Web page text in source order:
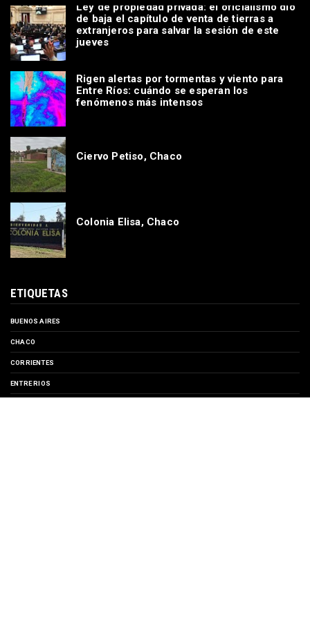
Ley de propiedad privada: el oficialismo dio
de baja el capítulo de venta de tierras a
extranjeros para salvar la sesión de este
jueves
Rigen alertas por tormentas y viento para
Entre Ríos: cuándo se esperan los
fenómenos más intensos
Ciervo Petiso, Chaco
Colonia Elisa, Chaco
ETIQUETAS
BUENOS AIRES
CHACO
CORRIENTES
ENTRE RIOS